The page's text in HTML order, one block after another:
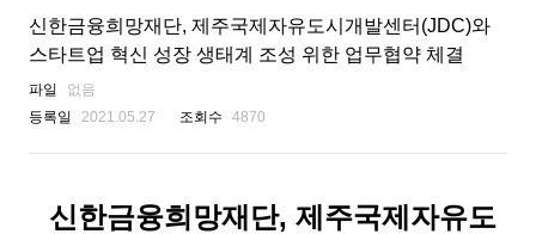
신한금융희망재단, 제주국제자유도시개발센터(JDC)와
스타트업 혁신 성장 생태계 조성 위한 업무협약 체결
파일
없음
등록일
2021.05.27 조회수 4870
신한금융희망재단, 제주국제자유도